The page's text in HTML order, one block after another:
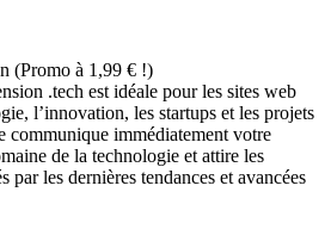
(Promo à 1,99 € !)
.tech est idéale pour les sites web
l’innovation, les startups et les projets
communique immédiatement votre
de la technologie et attire les
par les dernières tendances et avancées